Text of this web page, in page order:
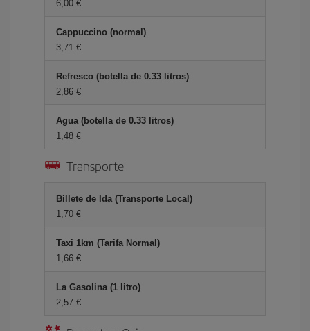
6,00 €
Cappuccino (normal)
3,71 €
Refresco (botella de 0.33 litros)
2,86 €
Agua (botella de 0.33 litros)
1,48 €
Transporte
Billete de Ida (Transporte Local)
1,70 €
Taxi 1km (Tarifa Normal)
1,66 €
La Gasolina (1 litro)
2,57 €